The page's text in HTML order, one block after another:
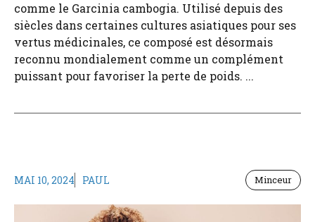
comme le Garcinia cambogia. Utilisé depuis des
siècles dans certaines cultures asiatiques pour ses
vertus médicinales, ce composé est désormais
reconnu mondialement comme un complément
puissant pour favoriser la perte de poids. ...
MAI 10, 2024 PAUL Minceur